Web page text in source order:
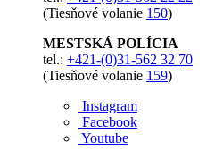
(Tiesňové volanie 150)
MESTSKÁ POLÍCIA
tel.: +421-(0)31-562 32 70
(Tiesňové volanie 159)
Instagram
Facebook
Youtube